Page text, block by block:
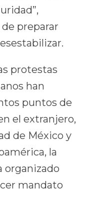
preparar
protestas
han
puntos de
el extranjero,
de México y
la
organizado
mandato